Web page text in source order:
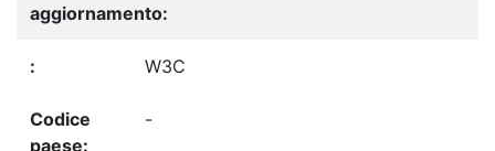
W3C
-